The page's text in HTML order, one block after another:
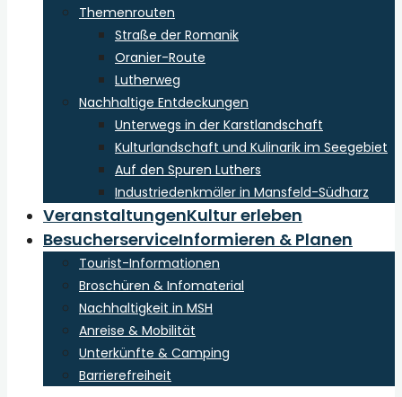
Themenrouten
Straße der Romanik
Oranier-Route
Lutherweg
Nachhaltige Entdeckungen
Unterwegs in der Karstlandschaft
Kulturlandschaft und Kulinarik im Seegebiet
Auf den Spuren Luthers
Industriedenkmäler in Mansfeld-Südharz
VeranstaltungenKultur erleben
BesucherserviceInformieren & Planen
Tourist-Informationen
Broschüren & Infomaterial
Nachhaltigkeit in MSH
Anreise & Mobilität
Unterkünfte & Camping
Barrierefreiheit